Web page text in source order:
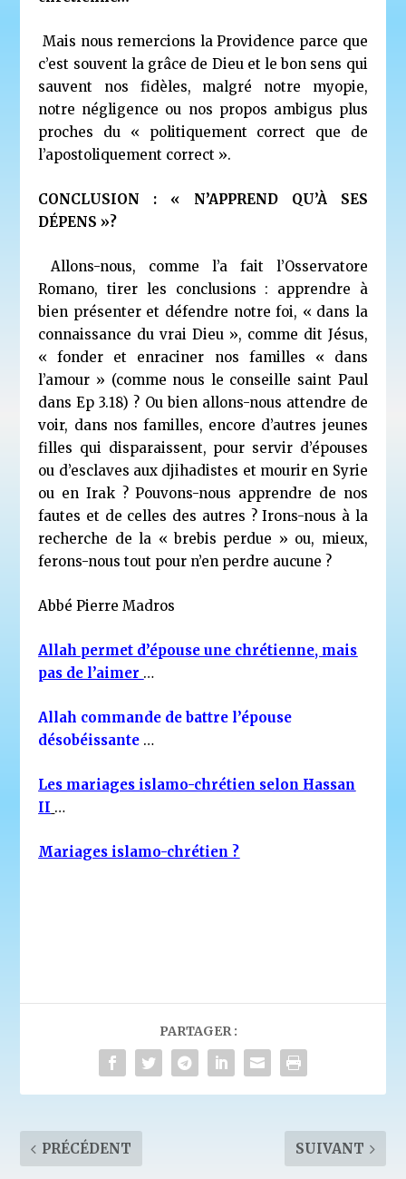
Mais nous remercions la Providence parce que
c’est souvent la grâce de Dieu et le bon sens qui
sauvent nos fidèles, malgré notre myopie,
notre négligence ou nos propos ambigus plus
proches du « politiquement correct que de
l’apostoliquement correct ».
CONCLUSION : « N’APPREND QU’À SES
DÉPENS »?
Allons-nous, comme l’a fait l’Osservatore
Romano, tirer les conclusions : apprendre à
bien présenter et défendre notre foi, « dans la
connaissance du vrai Dieu », comme dit Jésus,
« fonder et enraciner nos familles « dans
l’amour » (comme nous le conseille saint Paul
dans Ep 3.18) ? Ou bien allons-nous attendre de
voir, dans nos familles, encore d’autres jeunes
filles qui disparaissent, pour servir d’épouses
ou d’esclaves aux djihadistes et mourir en Syrie
ou en Irak ? Pouvons-nous apprendre de nos
fautes et de celles des autres ? Irons-nous à la
recherche de la « brebis perdue » ou, mieux,
ferons-nous tout pour n’en perdre aucune ?
Abbé Pierre Madros
Allah permet d’épouse une chrétienne, mais
pas de l’aimer …
Allah commande de battre l’épouse
désobéissante …
Les mariages islamo-chrétien selon Hassan
II …
Mariages islamo-chrétien ?
PARTAGER :
PRÉCÉDENT SUIVANT